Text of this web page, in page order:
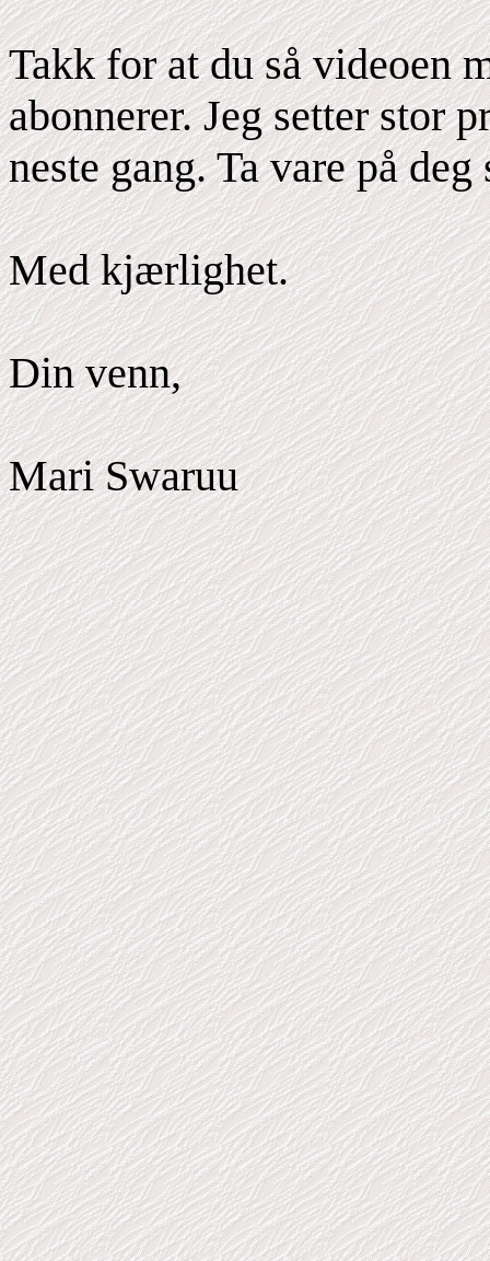
Takk for at du så videoen
abonnerer. Jeg setter stor
neste gang. Ta vare på deg
Med kjærlighet.
Din venn,
Mari Swaruu